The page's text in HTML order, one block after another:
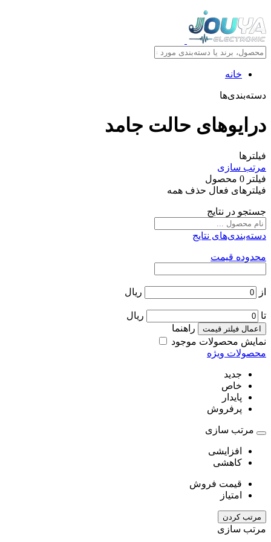
خانه
دسته‌بندی‌ها
درایوهای حالت جامد
فیلترها
مرتب سازی
فیلتر 0 محصول
فیلترهای فعال حذف همه
جستجو در نتایج
دسته‌بندی‌های نتایج
محدوده قیمت
از ریال
تا ریال
اعمال فیلتر قیمت
راهنما
نمایش محصولات موجود
محصولات ویژه
جدید
خاص
پایدار
پرفروش
مرتب سازی
افزایشی
کاهشی
قیمت فروش
امتیاز
مرتب کردن
مرتب سازی